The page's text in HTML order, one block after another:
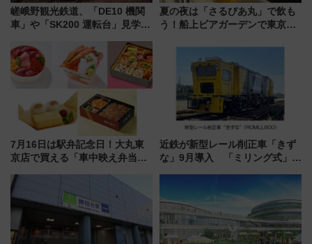
嵯峨野観光鉄道、「DE10 機関
車」や「SK200 運転台」見学ツ
トの一環で激レア体験できちゃ
うかも 参加方法やスケジュール
をご紹介
夏の夜は「さるびあ丸」で飲も
う！船上ビアガーデンで東京湾
ルメが美味い
7月16日は駅弁記念日！大丸東
京店で買える「車中映え弁当」
近鉄が新型レール削正車「きず
な」9月導入 「ミリング式」採
貢献するだけでなく、全線区で
活躍するための仕組みも